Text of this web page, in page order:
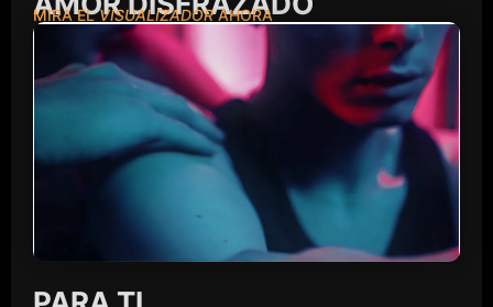
MIRA ELVISUALIZADORAHORA